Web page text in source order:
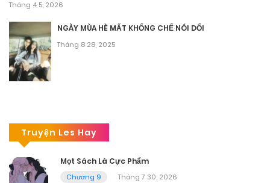
Tháng 4 5, 2026
NGÀY MÙA HÈ MẤT KHỐNG CHẾ NÓI DỐI
Tháng 8 28, 2025
Truyện Les Hay
Mọt Sách Là Cực Phẩm
Chương 9
Tháng 7 30, 2026